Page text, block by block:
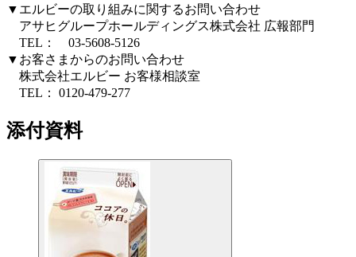
▼エルビーの取り組みに関するお問い合わせ
アサヒグループホールディングス株式会社 広報部門
TEL： 03-5608-5126
▼お客さまからのお問い合わせ
株式会社エルビー お客様相談室
TEL： 0120-479-277
添付資料